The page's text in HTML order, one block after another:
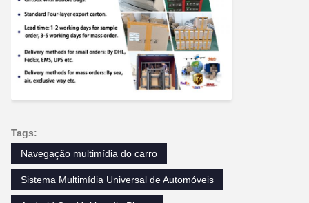
Tags:
Navegação multimídia do carro
Sistema Multimídia Universal de Automóveis